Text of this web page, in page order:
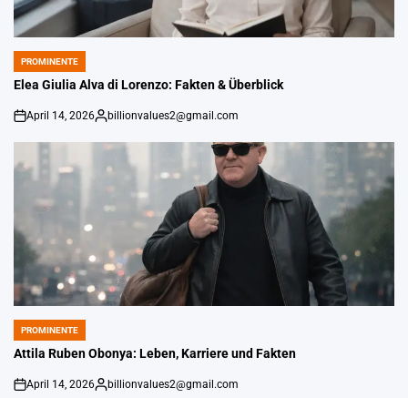
POSTED
IN
PROMINENTE
Elea Giulia Alva di Lorenzo: Fakten & Überblick
on
April 14, 2026
Gepostet
billionvalues2@gmail.com
POSTED
IN
PROMINENTE
Attila Ruben Obonya: Leben, Karriere und Fakten
on
April 14, 2026
Gepostet
billionvalues2@gmail.com